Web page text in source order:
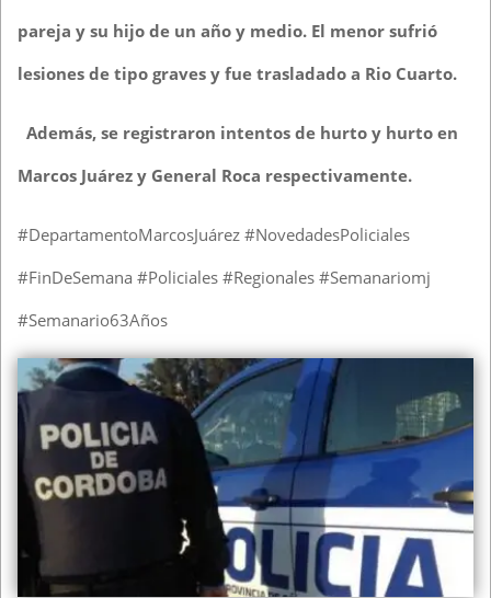
pareja y su hijo de un año y medio. El menor sufrió
lesiones de tipo graves y fue trasladado a Rio Cuarto.
Además, se registraron intentos de hurto y hurto en
Marcos Juárez y General Roca respectivamente.
#DepartamentoMarcosJuárez #NovedadesPoliciales
#FinDeSemana #Policiales #Regionales #Semanariomj
#Semanario63Años